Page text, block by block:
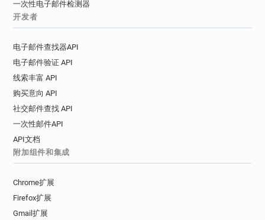
一次性电子邮件检测器
开发者
电子邮件查找器API
电子邮件验证 API
线索丰富 API
购买意向 API
社交邮件查找 API
一次性邮件API
API文档
附加组件和集成
Chrome扩展
Firefox扩展
Gmail扩展